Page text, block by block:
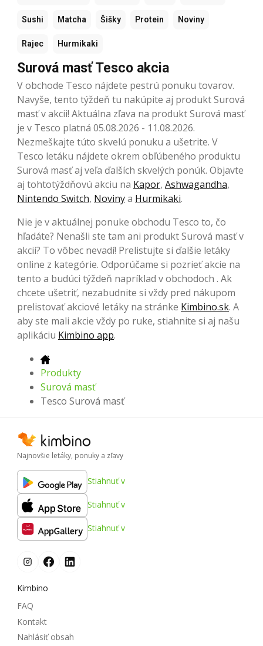
Sushi Matcha Šišky Protein Noviny
Rajec Hurmikaki
Surová masť Tesco akcia
V obchode Tesco nájdete pestrú ponuku tovarov.
Navyše, tento týždeň tu nakúpite aj produkt Surová
masť v akcii! Aktuálna zľava na produkt Surová masť
je v Tesco platná 05.08.2026 - 11.08.2026.
Nezmeškajte túto skvelú ponuku a ušetrite. V
Tesco letáku nájdete okrem obľúbeného produktu
Surová masť aj veľa ďalších skvelých ponúk. Objavte
aj tohtotýždňovú akciu na Kapor, Ashwagandha,
Nintendo Switch, Novinya Hurmikaki.
Nie je v aktuálnej ponuke obchodu Tesco to, čo
hľadáte? Nenašli ste tam ani produkt Surová masť v
akcii? To vôbec nevadí! Prelistujte si ďalšie letáky
online z kategórie. Odporúčame si pozrieť akcie na
tento a budúci týždeň napríklad v obchodoch . Ak
chcete ušetriť, nezabudnite si vždy pred nákupom
prelistovať akciové letáky na stránke Kimbino.sk. A
aby ste mali akcie vždy po ruke, stiahnite si aj našu
aplikáciu Kimbino app.
Produkty
Surová masť
Tesco Surová masť
Najnovšie letáky, ponuky a zľavy
Stiahnuť v
Stiahnuť v
Stiahnuť v
Kimbino
FAQ
Kontakt
Nahlásiť obsah